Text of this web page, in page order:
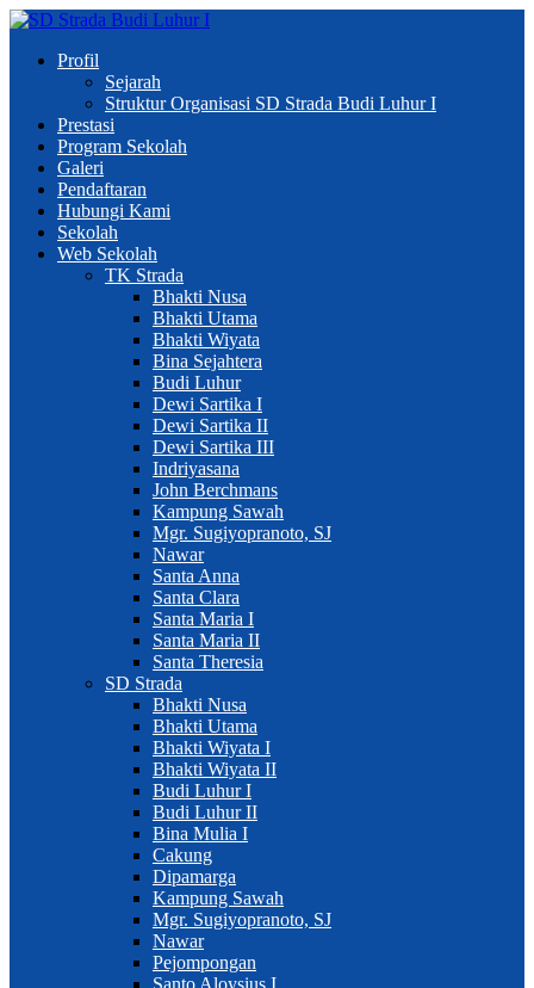
Profil
Sejarah
Struktur Organisasi SD Strada Budi Luhur I
Prestasi
Program Sekolah
Galeri
Pendaftaran
Hubungi Kami
Sekolah
Web Sekolah
TK Strada
Bhakti Nusa
Bhakti Utama
Bhakti Wiyata
Bina Sejahtera
Budi Luhur
Dewi Sartika I
Dewi Sartika II
Dewi Sartika III
Indriyasana
John Berchmans
Kampung Sawah
Mgr. Sugiyopranoto, SJ
Nawar
Santa Anna
Santa Clara
Santa Maria I
Santa Maria II
Santa Theresia
SD Strada
Bhakti Nusa
Bhakti Utama
Bhakti Wiyata I
Bhakti Wiyata II
Budi Luhur I
Budi Luhur II
Bina Mulia I
Cakung
Dipamarga
Kampung Sawah
Mgr. Sugiyopranoto, SJ
Nawar
Pejompongan
Santo Aloysius I